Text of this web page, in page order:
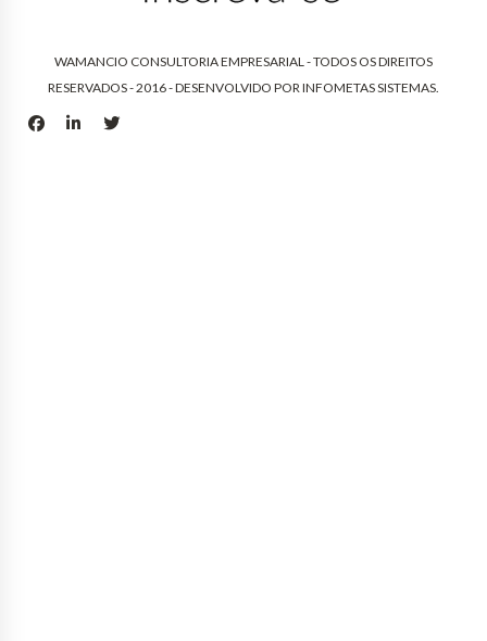
WAMANCIO CONSULTORIA EMPRESARIAL - TODOS OS DIREITOS
RESERVADOS - 2016 - DESENVOLVIDO PORINFOMETAS SISTEMAS.